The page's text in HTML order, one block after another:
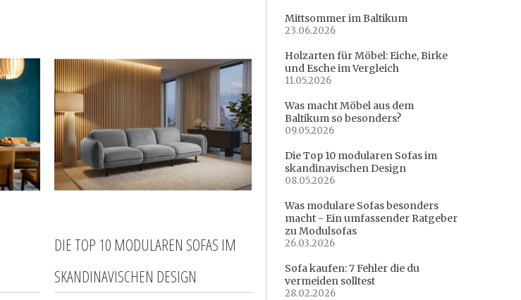
DIE TOP 10 MODULAREN SOFAS IM
SKANDINAVISCHEN DESIGN
Mittsommer im Baltikum
23.06.2026
Holzarten für Möbel: Eiche, Birke
und Esche im Vergleich
11.05.2026
Was macht Möbel aus dem
Baltikum so besonders?
09.05.2026
Die Top 10 modularen Sofas im
skandinavischen Design
08.05.2026
Was modulare Sofas besonders
macht - Ein umfassender Ratgeber
zu Modulsofas
26.03.2026
Sofa kaufen: 7 Fehler die du
vermeiden solltest
28.02.2026